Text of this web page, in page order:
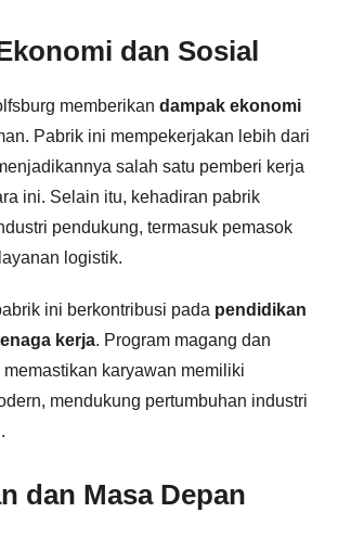
dan Sosial
memberikan dampak ekonomi
Pabrik ini mempekerjakan lebih dari
salah satu pemberi kerja
ini. Selain itu, kehadiran pabrik
pendukung, termasuk pemasok
logistik.
ini berkontribusi pada pendidikan
kerja. Program magang dan
karyawan memiliki
mendukung pertumbuhan industri
dan Masa Depan